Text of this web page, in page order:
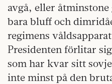
avgå, eller
bara bluff och
regimens
Presidenten förlitar
som har kvar sitt
inte minst på den